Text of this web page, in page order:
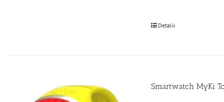
Detalii
Smartwatch MyKi